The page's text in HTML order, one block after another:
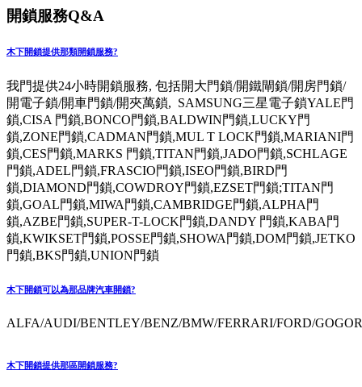
開鎖服務Q&A
木下開鎖提供那類開鎖服務?
我門提供24小時開鎖服務, 包括開大門鎖/開鐵閘鎖/開房門鎖/
開電子鎖/開車門鎖/開夾萬鎖, SAMSUNG三星電子鎖YALE門
鎖,CISA 門鎖,BONCO門鎖,BALDWIN門鎖,LUCKY門
鎖,ZONE門鎖,CADMAN門鎖,MUL T LOCK門鎖,MARIANI門
鎖,CES門鎖,MARKS 門鎖,TITAN門鎖,JADO門鎖,SCHLAGE
門鎖,ADEL門鎖,FRASCIO門鎖,ISEO門鎖,BIRD門
鎖,DIAMOND門鎖,COWDROY門鎖,EZSET門鎖;TITAN門
鎖,GOAL門鎖,MIWA門鎖,CAMBRIDGE門鎖,ALPHA門
鎖,AZBE門鎖,SUPER-T-LOCK門鎖,DANDY 門鎖,KABA門
鎖,KWIKSET門鎖,POSSE門鎖,SHOWA門鎖,DOM門鎖,JETKO
門鎖,BKS門鎖,UNION門鎖
木下開鎖可以為那品牌汽車開鎖?
ALFA/AUDI/BENTLEY/BENZ/BMW/FERRARI/FORD/
木下開鎖提供那區開鎖服務?